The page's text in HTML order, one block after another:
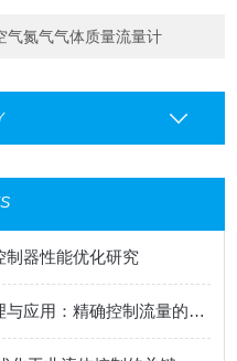
气氮气气体质量流量计
制器性能优化研究
模拟量质量流量控制器的原理与应用：精确控制流量的关键技术